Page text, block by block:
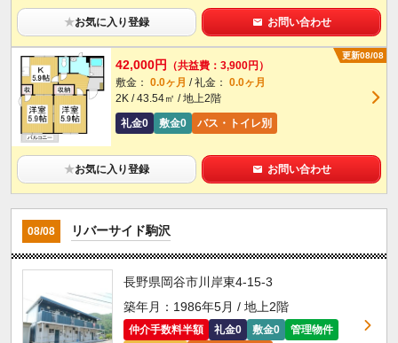
★お気に入り登録 お問い合わせ
更新08/08
42,000円
（共益費：3,900円）
敷金： 0.0ヶ月 / 礼金： 0.0ヶ月
2K / 43.54㎡ / 地上2階
礼金0
敷金0 バス・トイレ別
★お気に入り登録 お問い合わせ
08/08 リバーサイド駒沢
長野県岡谷市川岸東4-15-3
築年月：1986年5月 / 地上2階
仲介手数料半額 礼金0 敷金0
管理物件